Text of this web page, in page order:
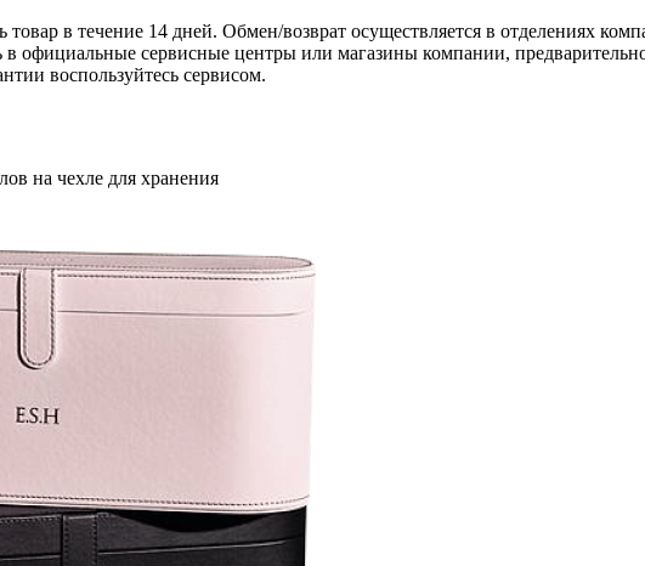
в течение 14 дней. Обмен/возврат осуществляется в отделениях
официальные сервисные центры или магазины компании,
воспользуйтесь сервисом.
на чехле для хранения